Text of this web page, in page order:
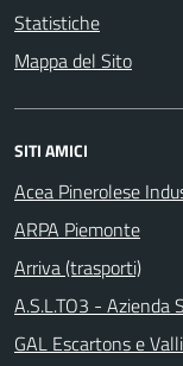
Statistiche
Mappa del Sito
SITI AMICI
Acea Pinerolese
ARPA Piemonte
Arriva (trasporti)
A.S.L.TO3 - Azienda
GAL Escartons e